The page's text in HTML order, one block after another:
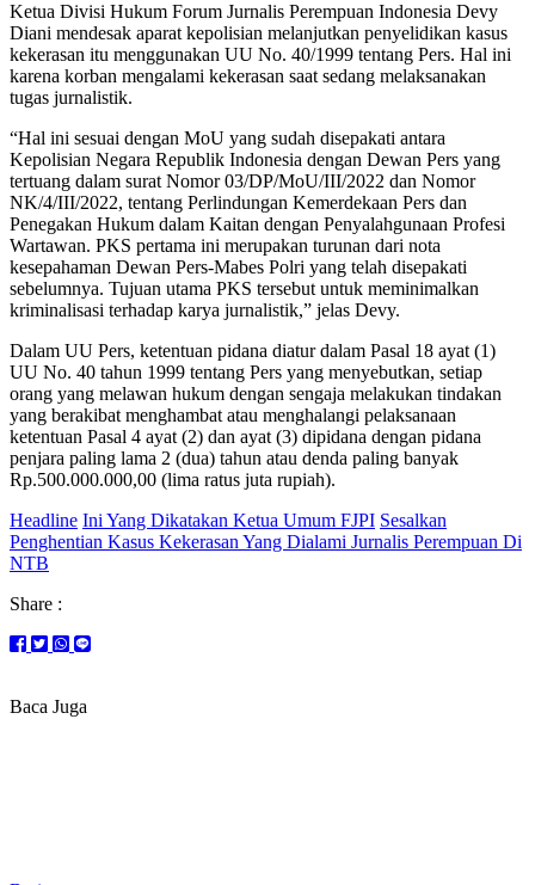
Ketua Divisi Hukum Forum Jurnalis Perempuan Indonesia Devy
Diani mendesak aparat kepolisian melanjutkan penyelidikan kasus
kekerasan itu menggunakan UU No. 40/1999 tentang Pers. Hal ini
karena korban mengalami kekerasan saat sedang melaksanakan
tugas jurnalistik.
“Hal ini sesuai dengan MoU yang sudah disepakati antara
Kepolisian Negara Republik Indonesia dengan Dewan Pers yang
tertuang dalam surat Nomor 03/DP/MoU/III/2022 dan Nomor
NK/4/III/2022, tentang Perlindungan Kemerdekaan Pers dan
Penegakan Hukum dalam Kaitan dengan Penyalahgunaan Profesi
Wartawan. PKS pertama ini merupakan turunan dari nota
kesepahaman Dewan Pers-Mabes Polri yang telah disepakati
sebelumnya. Tujuan utama PKS tersebut untuk meminimalkan
kriminalisasi terhadap karya jurnalistik,” jelas Devy.
Dalam UU Pers, ketentuan pidana diatur dalam Pasal 18 ayat (1)
UU No. 40 tahun 1999 tentang Pers yang menyebutkan, setiap
orang yang melawan hukum dengan sengaja melakukan tindakan
yang berakibat menghambat atau menghalangi pelaksanaan
ketentuan Pasal 4 ayat (2) dan ayat (3) dipidana dengan pidana
penjara paling lama 2 (dua) tahun atau denda paling banyak
Rp.500.000.000,00 (lima ratus juta rupiah).
Headline Ini Yang Dikatakan Ketua Umum FJPI Sesalkan
Penghentian Kasus Kekerasan Yang Dialami Jurnalis Perempuan Di
NTB
Share :
Baca Juga